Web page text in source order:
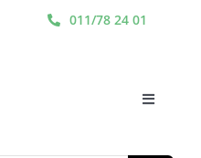
011/78 24 01
Toggle